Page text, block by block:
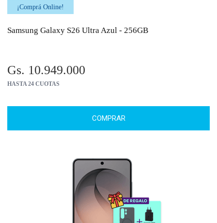
¡Comprá Online!
Samsung Galaxy S26 Ultra Azul - 256GB
Gs. 10.949.000
HASTA 24 CUOTAS
COMPRAR